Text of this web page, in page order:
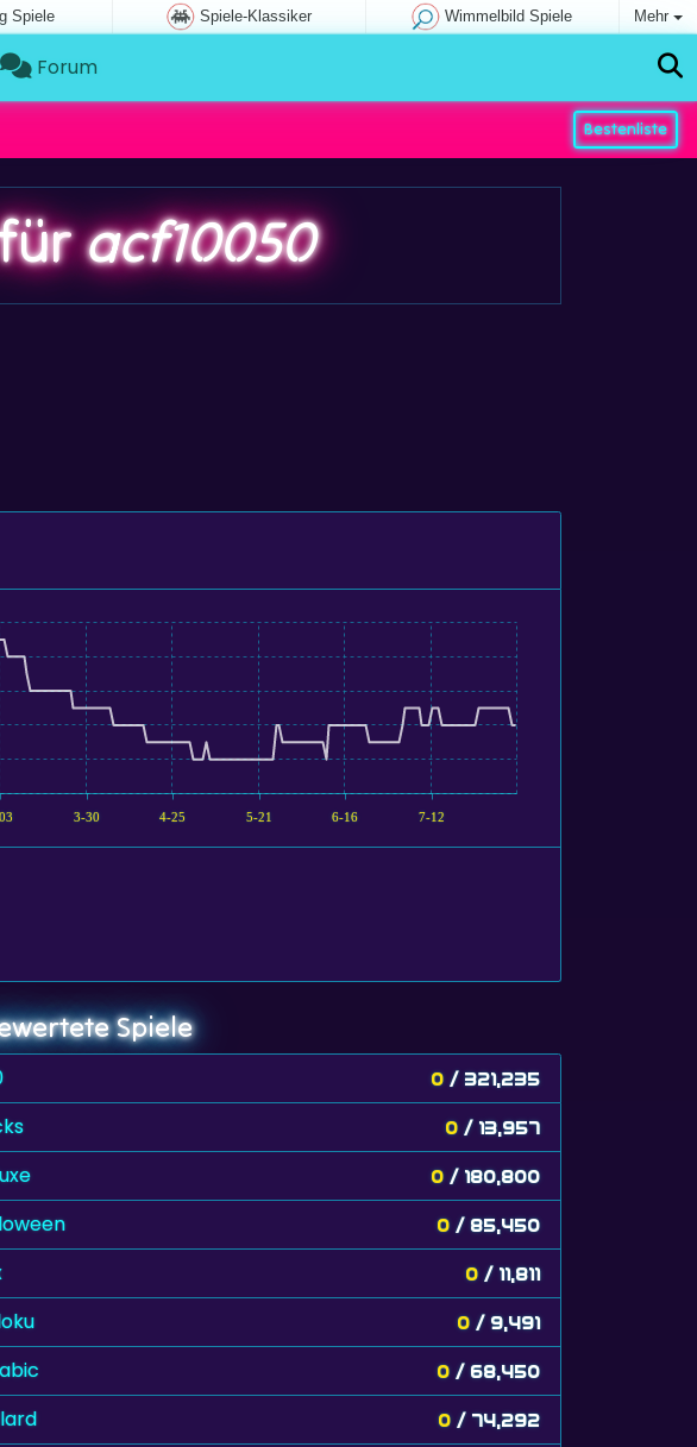
Spiele Spiele-Klassiker Wimmelbild Spiele Mehr
Forum
Bestenliste
füracf10050
3-30 4-25 5-21 6-16 7-12
Spiele
0 / 321,235
0 / 13,957
0 / 180,800
0 / 85,450
0 / 11,811
0 / 9,491
0 / 68,450
0 / 74,292